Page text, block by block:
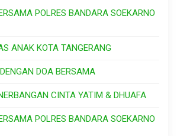
POLRES BANDARA SOEKARNO
ANAK KOTA TANGERANG
DOA BERSAMA
CINTA YATIM & DHUAFA
POLRES BANDARA SOEKARNO